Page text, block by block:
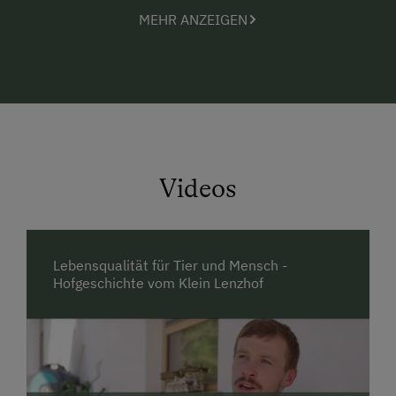
Hand angelegt werden. Bei einer Rotwildfütterung
Für eine kleineAuszeitzumAuftanken & Genießen.
MEHR ANZEIGEN
Videos
Lebensqualität für Tier und Mensch -
Hofgeschichte vom Klein Lenzhof